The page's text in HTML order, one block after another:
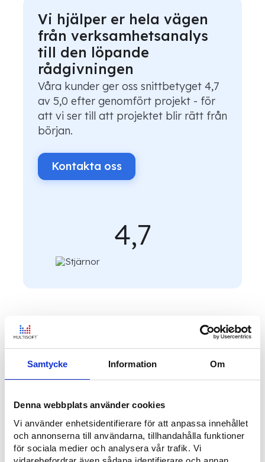
Samtycke Information Om
Denna webbplats använder cookies
Vi använder enhetsidentifierare för att anpassa innehållet
och annonserna till användarna, tillhandahålla funktioner
för sociala medier och analysera vår trafik. Vi
Vi hjälper er hela vägen
från verksamhetsanalys
till den löpande
rådgivningen
Våra kunder ger oss snittbetyget 4,7
av 5,0 efter genomfört projekt - för
att vi ser till att projektet blir rätt från
början.
Kontakta oss
4,7
We automation
We develop system solutions that save
time. With customizable and automated
systems from Multisoft, our customers can
focus on value creation and work that
makes a difference. With our well-proven